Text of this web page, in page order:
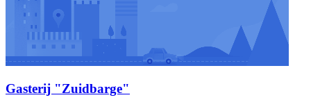
Gasterij "Zuidbarge"